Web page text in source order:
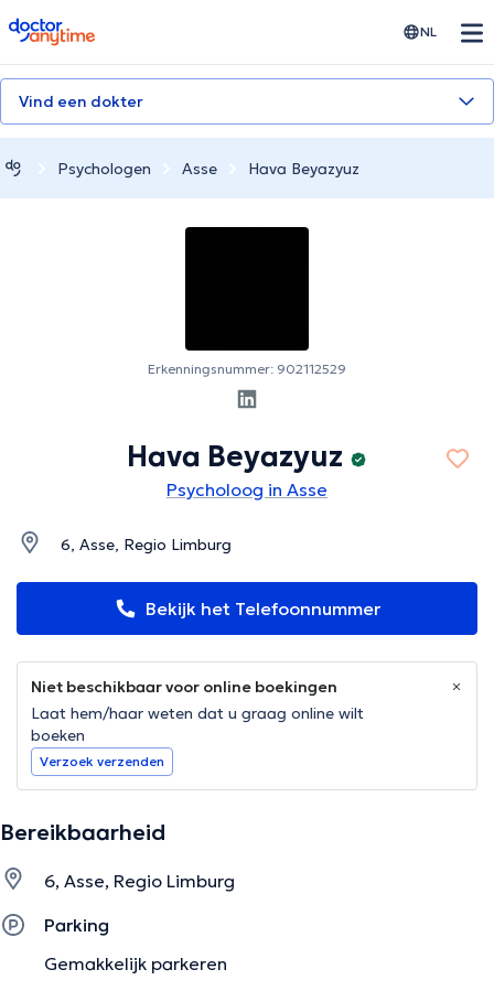
doctoranytime NL
Vind een dokter
Psychologen Asse Hava Beyazyuz
Erkenningsnummer: 902112529
Hava Beyazyuz
Psycholoog in Asse
6, Asse, Regio Limburg
Bekijk het Telefoonnummer
Niet beschikbaar voor online boekingen
Laat hem/haar weten dat u graag online wilt
boeken
Verzoek verzenden
Bereikbaarheid
6, Asse, Regio Limburg
Parking
Gemakkelijk parkeren